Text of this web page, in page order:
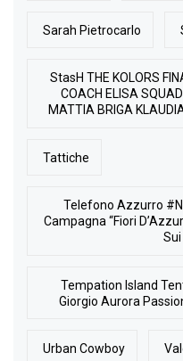
Sarah Pietrocarlo
StasH THE KOLORS
COACH ELISA
MATTIA BRIGA
Tattiche
Telefono Azzurro
Campagna “Fiori
Tempation Island
Giorgio Aurora
Urban Cowboy